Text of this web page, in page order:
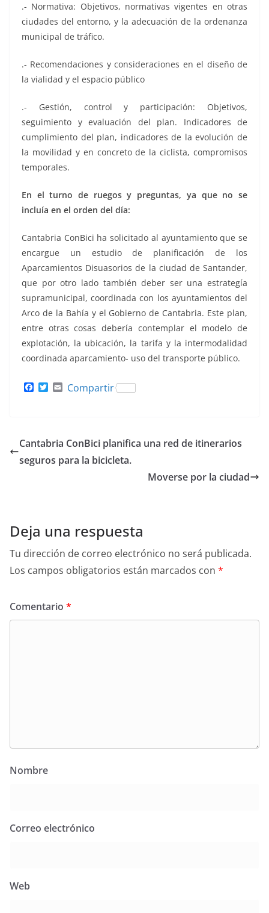
.- Normativa: Objetivos, normativas vigentes en otras
ciudades del entorno, y la adecuación de la ordenanza
municipal de tráfico.
.- Recomendaciones y consideraciones en el diseño de
la vialidad y el espacio público
.- Gestión, control y participación: Objetivos,
seguimiento y evaluación del plan. Indicadores de
cumplimiento del plan, indicadores de la evolución de
la movilidad y en concreto de la ciclista, compromisos
temporales.
En el turno de ruegos y preguntas, ya que no se
incluía en el orden del día:
Cantabria ConBici ha solicitado al ayuntamiento que se
encargue un estudio de planificación de los
Aparcamientos Disuasorios de la ciudad de Santander,
que por otro lado también deber ser una estrategía
supramunicipal, coordinada con los ayuntamientos del
Arco de la Bahía y el Gobierno de Cantabria. Este plan,
entre otras cosas debería contemplar el modelo de
explotación, la ubicación, la tarifa y la intermodalidad
coordinada aparcamiento- uso del transporte público.
o
T
r
Compartir
Cantabria ConBici planifica una red de itinerarios
seguros para la bicicleta.
Moverse por la ciudad
Deja una respuesta
Tu dirección de correo electrónico no será publicada.
Los campos obligatorios están marcados con *
Comentario *
Nombre
Correo electrónico
Web